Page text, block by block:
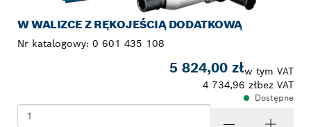
W WALIZCE Z RĘKOJEŚCIĄ DODATKOWĄ
Nr katalogowy: 0 601 435 108
5 824,00 złw tym VAT
4 734,96 złbez VAT
Dostępne